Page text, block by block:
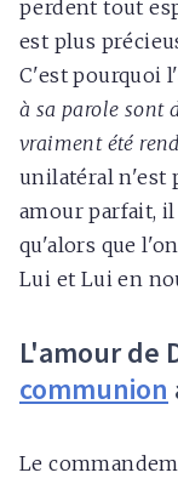
perdent tout
est plus
C'est pourquoi
à sa parole sont
vraiment été
unilatéral n'est
amour parfait,
qu'alors que
Lui et Lui en
L'amour de
communion
Le